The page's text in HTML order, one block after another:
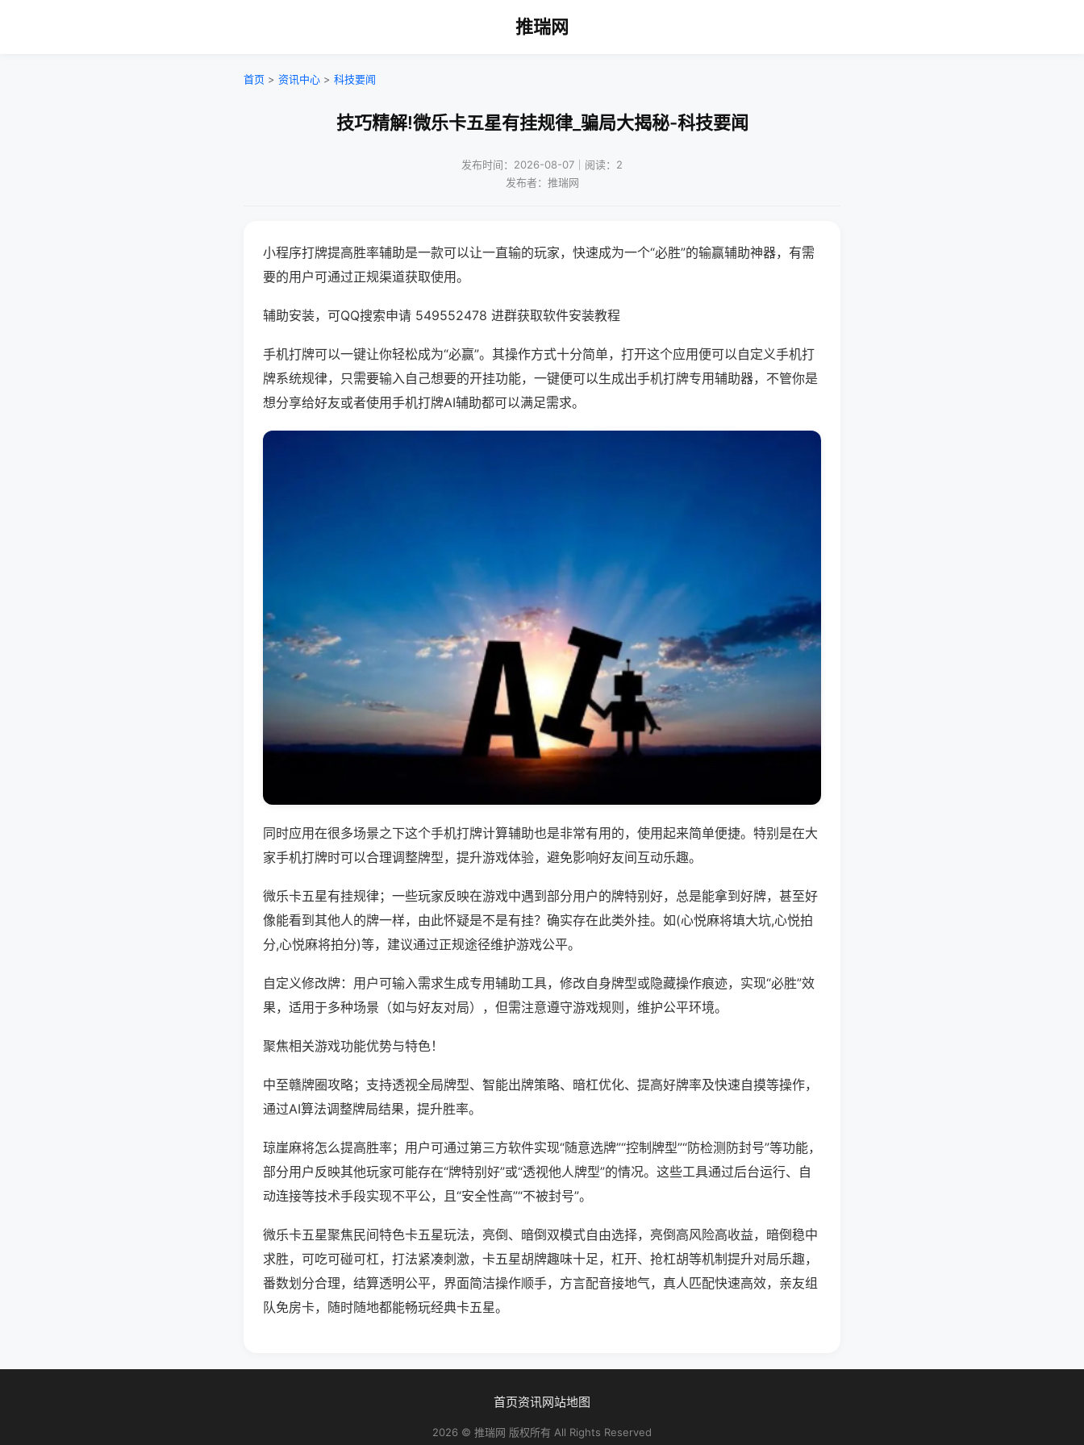
推瑞网
首页 > 资讯中心 > 科技要闻
技巧精解!微乐卡五星有挂规律_骗局大揭秘-科技要闻
发布时间：2026-08-07｜阅读：2
发布者：推瑞网
小程序打牌提高胜率辅助是一款可以让一直输的玩家，快速成为一个“必胜”的输赢辅助神器，有需
要的用户可通过正规渠道获取使用。
辅助安装，可QQ搜索申请 549552478 进群获取软件安装教程
手机打牌可以一键让你轻松成为“必赢”。其操作方式十分简单，打开这个应用便可以自定义手机打
牌系统规律，只需要输入自己想要的开挂功能，一键便可以生成出手机打牌专用辅助器，不管你是
想分享给好友或者使用手机打牌AI辅助都可以满足需求。
同时应用在很多场景之下这个手机打牌计算辅助也是非常有用的，使用起来简单便捷。特别是在大
家手机打牌时可以合理调整牌型，提升游戏体验，避免影响好友间互动乐趣。
微乐卡五星有挂规律；一些玩家反映在游戏中遇到部分用户的牌特别好，总是能拿到好牌，甚至好
像能看到其他人的牌一样，由此怀疑是不是有挂？确实存在此类外挂。如(心悦麻将填大坑,心悦拍
分,心悦麻将拍分)等，建议通过正规途径维护游戏公平。
自定义修改牌：用户可输入需求生成专用辅助工具，修改自身牌型或隐藏操作痕迹，实现“必胜”效
果，适用于多种场景（如与好友对局），但需注意遵守游戏规则，维护公平环境。
聚焦相关游戏功能优势与特色！
中至赣牌圈攻略；支持透视全局牌型、智能出牌策略、暗杠优化、提高好牌率及快速自摸等操作，
通过AI算法调整牌局结果，提升胜率。
琼崖麻将怎么提高胜率；用户可通过第三方软件实现“随意选牌”“控制牌型”“防检测防封号”等功能，
部分用户反映其他玩家可能存在“牌特别好”或“透视他人牌型”的情况。这些工具通过后台运行、自
动连接等技术手段实现不平公，且“安全性高”“不被封号”。
微乐卡五星聚焦民间特色卡五星玩法，亮倒、暗倒双模式自由选择，亮倒高风险高收益，暗倒稳中
求胜，可吃可碰可杠，打法紧凑刺激，卡五星胡牌趣味十足，杠开、抢杠胡等机制提升对局乐趣，
番数划分合理，结算透明公平，界面简洁操作顺手，方言配音接地气，真人匹配快速高效，亲友组
队免房卡，随时随地都能畅玩经典卡五星。
首页资讯网站地图
2026 © 推瑞网 版权所有 All Rights Reserved